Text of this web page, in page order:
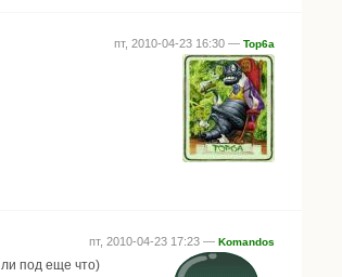
пт, 2010-04-23 16:30 — Top6a
пт, 2010-04-23 17:23 — Komandos
под еще что)